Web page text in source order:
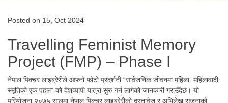
Posted on 15, Oct 2024
Travelling Feminist Memory
Project (FMP) – Phase I
नेपाल पिक्चर लाइब्रेरीले आफ्नो फोटो प्रदर्शनी “सार्वजनिक जीवनमा महिला: महिलावादी
स्मृतिको एक पहल” को देशव्यापी यात्रा सुरु गर्न लागेको जानकारी गराउँदैछ। यो
परियोजना २०७५ सालमा नेपाल पिक्चर लाइब्रेरीको दस्तावेज र अभिलेख सृजनाको